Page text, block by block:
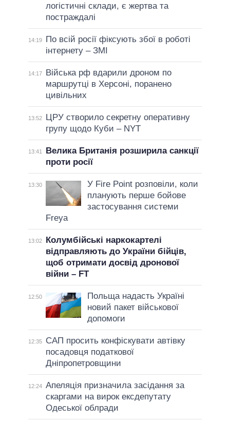
логістичні склади, є жертва та
постраждалі
14:19
По всій росії фіксують збої в роботі
інтернету – ЗМІ
14:17
Війська рф вдарили дроном по
маршрутці в Херсоні, поранено
цивільних
13:52
ЦРУ створило секретну оперативну
групу щодо Куби – NYT
13:41
Велика Британія розширила санкції
проти росії
13:30
У Fire Point розповіли, коли
планують перше бойове
застосування системи
Freya
13:02
Колумбійські наркокартелі
відправляють до України бійців,
щоб отримати досвід дронової
війни – FT
12:50
Польща надасть Україні
новий пакет військової
допомоги
12:35
САП просить конфіскувати автівку
посадовця податкової
Дніпропетровщини
12:24 Апеляція призначила засідання за
скаргами на вирок ексдепутату
Одеської облради